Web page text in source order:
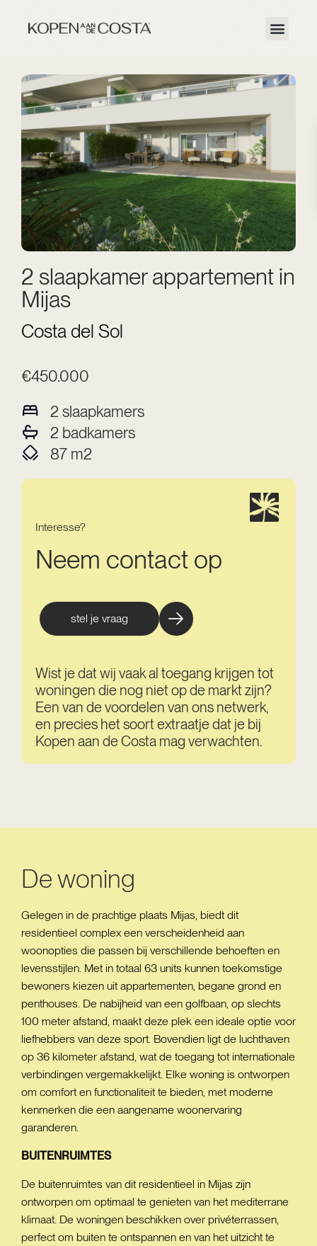
2 slaapkamer appartement in
Mijas
Costa del Sol
€450.000
2 slaapkamers
2 badkamers
87 m2
Interesse?
Neem contact op
stel je vraag
Wist je dat wij vaak al toegang krijgen tot
woningen die nog niet op de markt zijn?
Een van de voordelen van ons netwerk,
en precies het soort extraatje dat je bij
Kopen aan de Costa mag verwachten.
De woning
Gelegen in de prachtige plaats Mijas, biedt dit
residentieel complex een verscheidenheid aan
woonopties die passen bij verschillende behoeften en
levensstijlen. Met in totaal 63 units kunnen toekomstige
bewoners kiezen uit appartementen, begane grond en
penthouses. De nabijheid van een golfbaan, op slechts
100 meter afstand, maakt deze plek een ideale optie voor
liefhebbers van deze sport. Bovendien ligt de luchthaven
op 36 kilometer afstand, wat de toegang tot internationale
verbindingen vergemakkelijkt. Elke woning is ontworpen
om comfort en functionaliteit te bieden, met moderne
kenmerken die een aangename woonervaring
garanderen.
BUITENRUIMTES
De buitenruimtes van dit residentieel in Mijas zijn
ontworpen om optimaal te genieten van het mediterrane
klimaat. De woningen beschikken over privéterrassen,
perfect om buiten te ontspannen en van het uitzicht te